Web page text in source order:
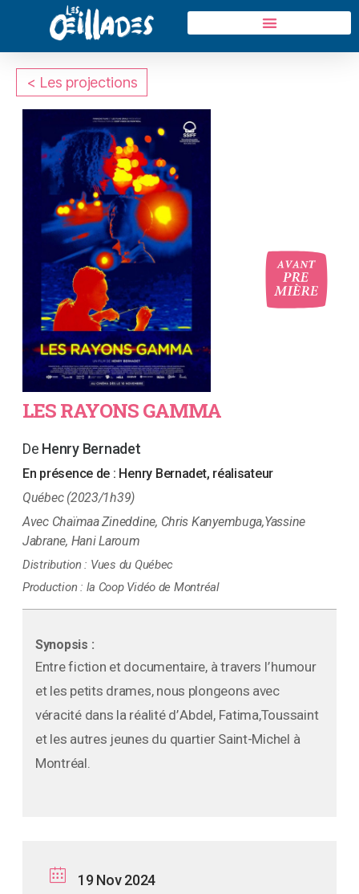
< Les projections
LES RAYONS GAMMA
Henry Bernadet
En présence de : Henry Bernadet, réalisateur
Québec (2023/1h39)
Chaïmaa Zineddine, Chris Kanyembuga,Yassine
Jabrane, Hani Laroum
Distribution : Vues du Québec
Production : la Coop Vidéo de Montréal
Synopsis :
Entre fiction et documentaire, à travers l’ humour
et les petits drames, nous plongeons avec
véracité dans la réalité d’ Abdel, Fatima,Toussaint
et les autres jeunes du quartier Saint-Michel à
Montréal.
19 Nov 2024